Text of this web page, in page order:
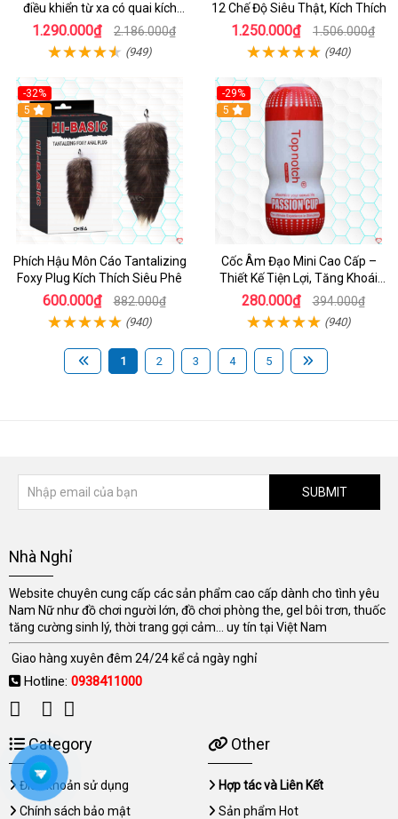
điều khiển từ xa có quai kích
thích
1.290.000₫ 2.186.000₫
(949)
12 Chế Độ Siêu Thật, Kích Thích
1.250.000₫ 1.506.000₫
(940)
-32%
Hot
5
Phích Hậu Môn Cáo Tantalizing
Foxy Plug Kích Thích Siêu Phê
600.000₫ 882.000₫
(940)
-29%
5
Cốc Âm Đạo Mini Cao Cấp –
Thiết Kế Tiện Lợi, Tăng Khoái
Cảm
280.000₫ 394.000₫
(940)
1 2 3 4 5
SUBMIT
Nhà Nghỉ
Website chuyên cung cấp các sản phẩm cao cấp dành cho tình yêu
Nam Nữ như đồ chơi người lớn, đồ chơi phòng the, gel bôi trơn, thuốc
tăng cường sinh lý, thời trang gợi cảm... uy tín tại Việt Nam
Giao hàng xuyên đêm 24/24 kể cả ngày nghỉ
Hotline: 0938411000
Category
Điều khoản sử dụng
Chính sách bảo mật
Other
Hợp tác và Liên Kết
Sản phẩm Hot